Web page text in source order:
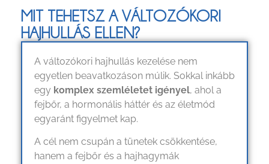
MIT TEHETSZ A VÁLTOZÓKORI
HAJHULLÁS ELLEN?
A változókori hajhullás kezelése nem
egyetlen beavatkozáson múlik. Sokkal inkább
egy komplex szemléletet igényel, ahol a
fejbőr, a hormonális háttér és az életmód
egyaránt figyelmet kap.
A cél nem csupán a tünetek csökkentése,
hanem a fejbőr és a hajhagymák